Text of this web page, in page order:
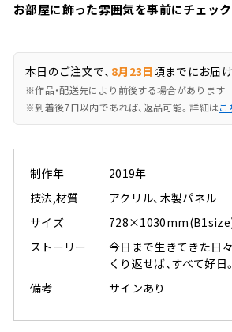
お部屋に飾った雰囲気を事前にチェック
本日のご注文で、 8月23日 頃までにお届
※作品・配送先により前後する場合があります
※到着後7日以内であれば、返品可能。詳細はこ
制作年
2019年
技法,材質
アクリル、木製パネル
サイズ
ストーリー
今日まで生きてきた日
くり返せば、すべて好日。
備考
サインあり